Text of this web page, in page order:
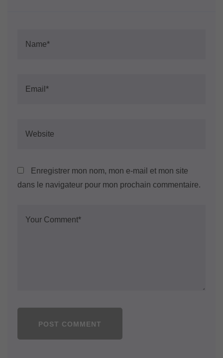
Enregistrer mon nom, mon e-mail et mon site
dans le navigateur pour mon prochain commentaire.
POST COMMENT